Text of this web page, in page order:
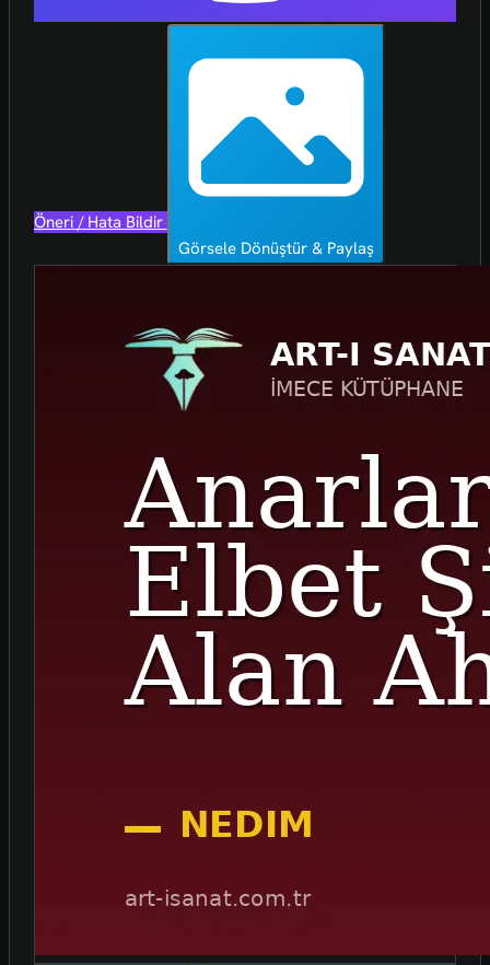
Öneri / Hata Bildir
Görsele Dönüştür & Paylaş